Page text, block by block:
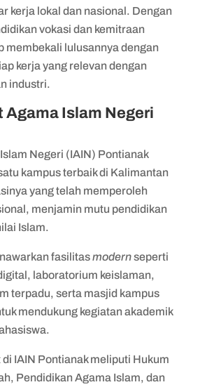
kerja lokal dan nasional. Dengan
vokasi dan kemitraan
membekali lulusannya dengan
kerja yang relevan dengan
industri.
Agama Islam Negeri
Negeri (IAIN) Pontianak
kampus terbaik di Kalimantan
yang telah memperoleh
menjamin mutu pendidikan
Islam.
fasilitasmodernseperti
laboratorium keislaman,
terpadu, serta masjid kampus
mendukung kegiatan akademik
IAIN Pontianak meliputi Hukum
Pendidikan Agama Islam, dan